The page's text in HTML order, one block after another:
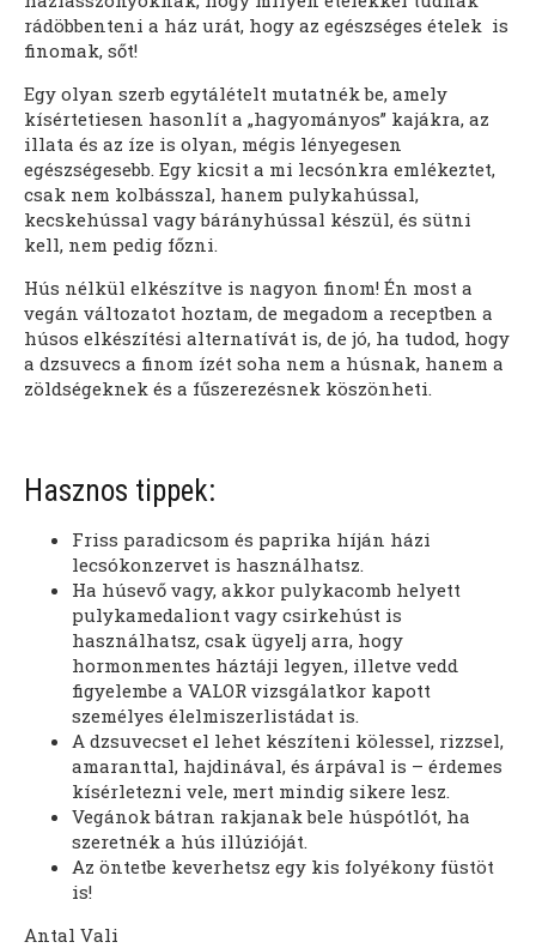
rádöbbenteni a ház urát, hogy az egészséges ételek is
finomak, sőt!
Egy olyan szerb egytálételt mutatnék be, amely
kísértetiesen hasonlít a „hagyományos” kajákra, az
illata és az íze is olyan, mégis lényegesen
egészségesebb. Egy kicsit a mi lecsónkra emlékeztet,
csak nem kolbásszal, hanem pulykahússal,
kecskehússal vagy bárányhússal készül, és sütni
kell, nem pedig főzni.
Hús nélkül elkészítve is nagyon finom! Én most a
vegán változatot hoztam, de megadom a receptben a
húsos elkészítési alternatívát is, de jó, ha tudod, hogy
a dzsuvecs a finom ízét soha nem a húsnak, hanem a
zöldségeknek és a fűszerezésnek köszönheti.
Hasznos tippek:
Friss paradicsom és paprika híján házi
lecsókonzervet is használhatsz.
Ha húsevő vagy, akkor pulykacomb helyett
pulykamedaliont vagy csirkehúst is
használhatsz, csak ügyelj arra, hogy
hormonmentes háztáji legyen, illetve vedd
figyelembe a VALOR vizsgálatkor kapott
személyes élelmiszerlistádat is.
A dzsuvecset el lehet készíteni kölessel, rizzsel,
amaranttal, hajdinával, és árpával is – érdemes
kísérletezni vele, mert mindig sikere lesz.
Vegánok bátran rakjanak bele húspótlót, ha
szeretnék a hús illúzióját.
Az öntetbe keverhetsz egy kis folyékony füstöt
is!
Antal Vali